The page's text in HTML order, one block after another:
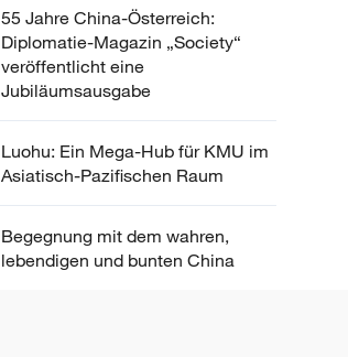
55 Jahre China-Österreich:
Diplomatie-Magazin „Society“
veröffentlicht eine
Jubiläumsausgabe
Luohu: Ein Mega-Hub für KMU im
Asiatisch-Pazifischen Raum
Begegnung mit dem wahren,
lebendigen und bunten China